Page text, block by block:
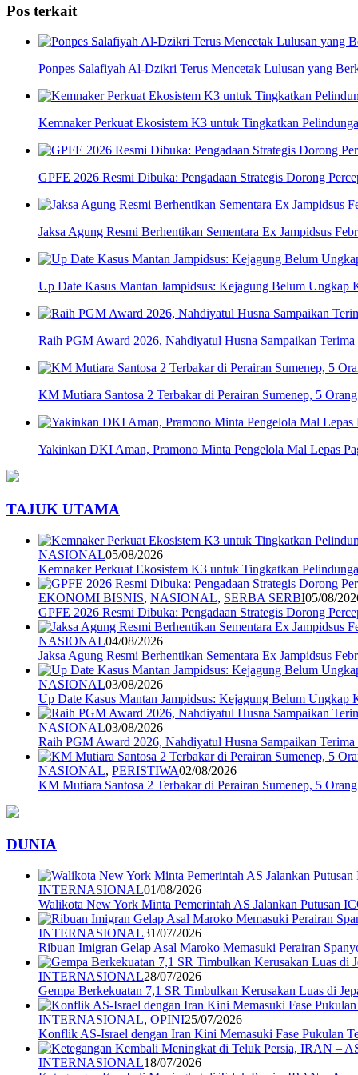
Pos terkait
Ponpes Salafiyah Al-Dzikri Terus Mencetak Lulusan yang
Kemnaker Perkuat Ekosistem K3 untuk Tingkatkan
GPFE 2026 Resmi Dibuka: Pengadaan Strategis Dorong
Jaksa Agung Resmi Berhentikan Sementara Ex Jampidsus
Up Date Kasus Mantan Jampidsus: Kejagung Belum Ungkap
Raih PGM Award 2026, Nahdiyatul Husna Sampaikan
KM Mutiara Santosa 2 Terbakar di Perairan Sumenep, 5
Yakinkan DKI Aman, Pramono Minta Pengelola Mal Lepas
TAJUK UTAMA
NASIONAL05/08/2026
Kemnaker Perkuat Ekosistem K3 untuk Tingkatkan
EKONOMI BISNIS, NASIONAL, SERBA SERBI05/08/
GPFE 2026 Resmi Dibuka: Pengadaan Strategis Dorong
NASIONAL04/08/2026
Jaksa Agung Resmi Berhentikan Sementara Ex Jampidsus
NASIONAL03/08/2026
Up Date Kasus Mantan Jampidsus: Kejagung Belum Ungkap
NASIONAL03/08/2026
Raih PGM Award 2026, Nahdiyatul Husna Sampaikan
NASIONAL, PERISTIWA02/08/2026
KM Mutiara Santosa 2 Terbakar di Perairan Sumenep, 5
DUNIA
INTERNASIONAL01/08/2026
Walikota New York Minta Pemerintah AS Jalankan Putusan
INTERNASIONAL31/07/2026
Ribuan Imigran Gelap Asal Maroko Memasuki Perairan
INTERNASIONAL28/07/2026
Gempa Berkekuatan 7,1 SR Timbulkan Kerusakan Luas di
INTERNASIONAL, OPINI25/07/2026
Konflik AS-Israel dengan Iran Kini Memasuki Fase Pukulan
INTERNASIONAL18/07/2026